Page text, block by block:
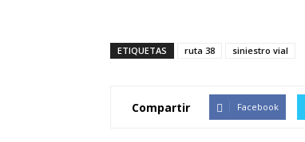
ETIQUETAS ruta 38 siniestro vial
Compartir Facebook